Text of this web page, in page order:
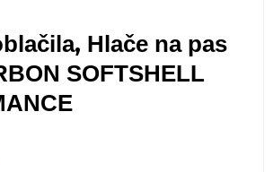
, Hlače na pas
SOFTSHELL